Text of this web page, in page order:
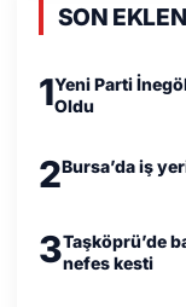
SON
1Yeni Parti
Oldu
2Bursa’da iş
3Taşköprü’de
nefes kesti